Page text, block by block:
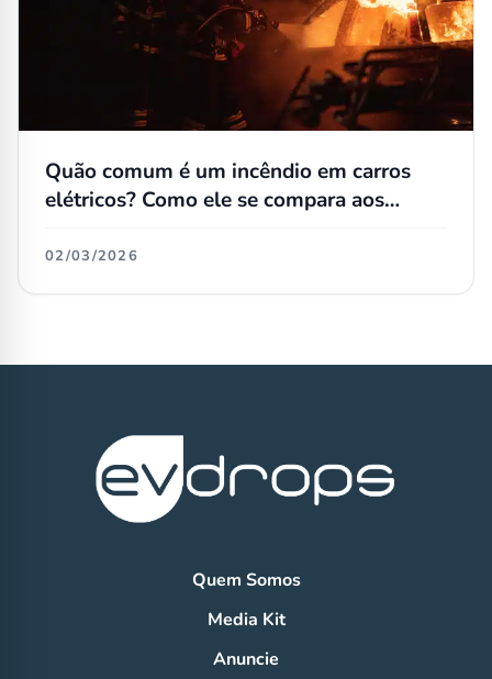
Quão comum é um incêndio em carros
elétricos? Como ele se compara aos
02/03/2026
Quem Somos
Media Kit
Anuncie